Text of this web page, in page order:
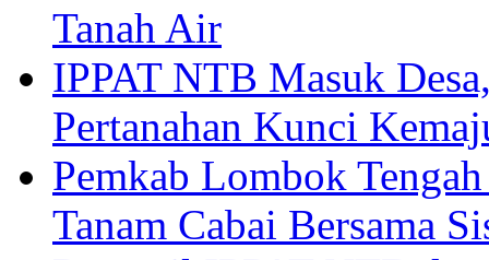
Tanah Air
IPPAT NTB Masuk
Pertanahan Kunci
Pemkab Lombok
Tanam Cabai Bersama